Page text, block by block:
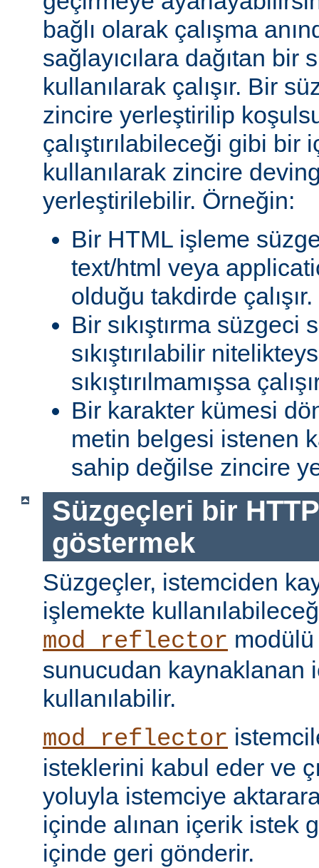
bağlı olarak çalışma
sağlayıcılara dağıtan bir
kullanılarak çalışır. Bir
zincire yerleştirilip
çalıştırılabileceği gibi bir
kullanılarak zincire
yerleştirilebilir. Örneğin:
Bir HTML işleme
text/html veya
olduğu takdirde çalışır.
Bir sıkıştırma süzgeci
sıkıştırılabilir
sıkıştırılmamışsa
Bir karakter kümesi
metin belgesi istenen
sahip değilse zincire
Süzgeçleri bir
göstermek
Süzgeçler, istemciden
işlemekte
mod_reflector modülü
sunucudan kaynaklanan
kullanılabilir.
mod_reflector
isteklerini kabul eder ve
yoluyla istemciye
içinde alınan içerik istek
içinde geri gönderir.